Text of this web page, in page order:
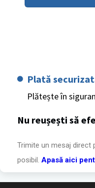
Plată
Plătește în
Nu reușești să
Trimite un mesaj direct
posibil. Apasă aici